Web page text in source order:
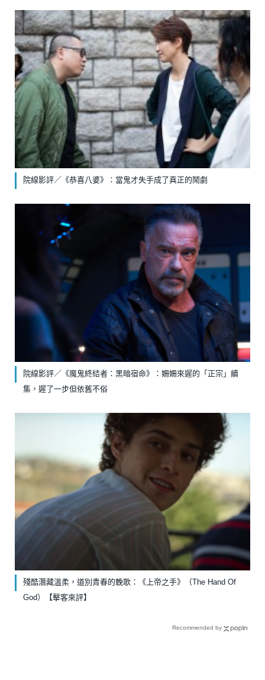
院線影評／《恭喜八婆》：當鬼才失手成了真正的鬧劇
院線影評／《魔鬼終結者：黑暗宿命》：姍姍來遲的「正宗」續
集，遲了一步但依舊不俗
殘酷潛藏溫柔，道別青春的輓歌：《上帝之手》（The Hand Of
God）【擊客來評】
Recommended by